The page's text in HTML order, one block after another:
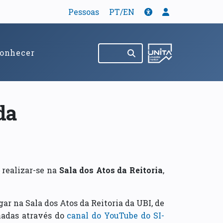
Pessoas PT/EN Tradução
Acessibilidade
Pesquisar no site (abre em
realizar-se na Sala dos Atos da Reitoria,
na Sala dos Atos da Reitoria da UBI, de
através do canal do YouTube do SI-